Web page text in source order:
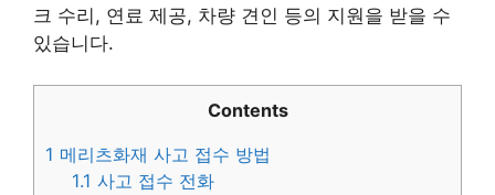
크 수리, 연료 제공, 차량 견인 등의 지원을 받을 수
있습니다.
Contents
1 메리츠화재 사고 접수 방법
1.1 사고 접수 전화